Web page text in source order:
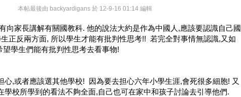
本帖最後由 backyardigans 於 12-9-16 01:14 編輯
向家長講解有關國教科. 他的說法大約是作為中國人,應該要認識自己國
正反兩方面, 所以學生才能有批判性思考!! 若完全對事情無認識,又如
學生們能有批判性思考去看事物!
心,或者應該選其他學校! 因為要去担心六年小學生涯,會死很多細胞! 又
學校所學到的看法不夠全面,自己也可在家中和孩子討論去引導他們.